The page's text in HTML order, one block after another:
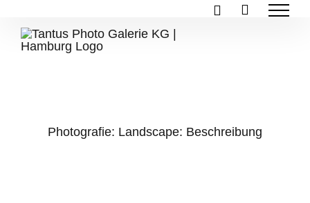
Inhalt
springen
Photografie: Landscape: Beschreibung